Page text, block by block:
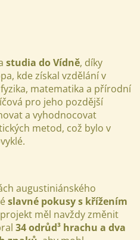
studia do Vídně, díky
kde získal vzdělání v
matematika a přírodní
pro jeho pozdější
a vyhodnocovat
metod, což bylo v
augustiniánského
slavné pokusy s křížením
měl navždy změnit
34 odrůd³ hrachu a dva